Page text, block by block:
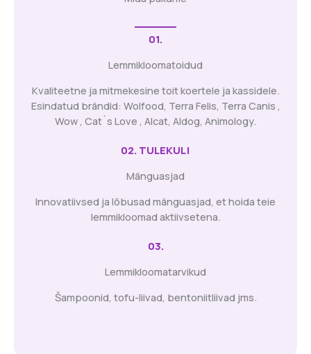
01.
Lemmikloomatoidud
Kvaliteetne ja mitmekesine toit koertele ja kassidele.
Esindatud brändid: Wolfood, Terra Felis, Terra Canis ,
Wow , Cat`s Love , Alcat, Aldog, Animology.
02. TULEKUL!
Mänguasjad
Innovatiivsed ja lõbusad mänguasjad, et hoida teie
lemmikloomad aktiivsetena.
03.
Lemmikloomatarvikud
Šampoonid, tofu-liivad, bentoniitliivad jms.